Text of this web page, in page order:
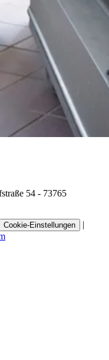
54 - 73765
Cookie-Einstellungen
|